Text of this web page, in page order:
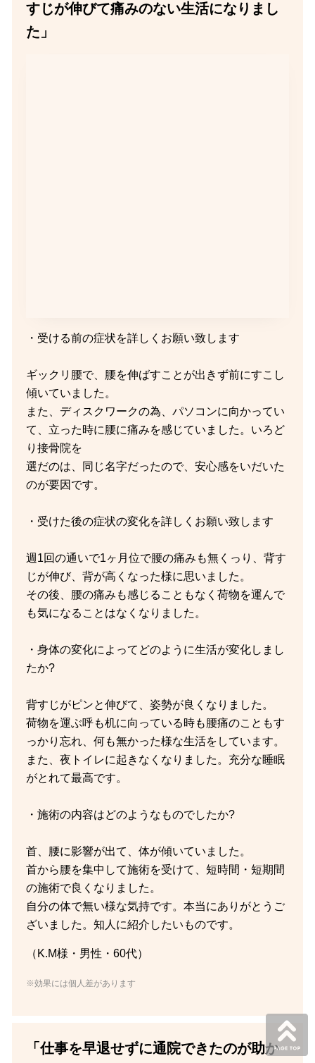
すじが伸びて痛みのない生活になりまし
た」
・受ける前の症状を詳しくお願い致します
ギックリ腰で、腰を伸ばすことが出きず前にすこし
傾いていました。
また、ディスクワークの為、パソコンに向かってい
て、立った時に腰に痛みを感じていました。いろど
り接骨院を
選だのは、同じ名字だったので、安心感をいだいた
のが要因です。
・受けた後の症状の変化を詳しくお願い致します
週1回の通いで1ヶ月位で腰の痛みも無くっり、背す
じが伸び、背が高くなった様に思いました。
その後、腰の痛みも感じることもなく荷物を運んで
も気になることはなくなりました。
・身体の変化によってどのように生活が変化しまし
たか?
背すじがピンと伸びて、姿勢が良くなりました。
荷物を運ぶ呼も机に向っている時も腰痛のこともす
っかり忘れ、何も無かった様な生活をしています。
また、夜トイレに起きなくなりました。充分な睡眠
がとれて最高です。
・施術の内容はどのようなものでしたか?
首、腰に影響が出て、体が傾いていました。
首から腰を集中して施術を受けて、短時間・短期間
の施術で良くなりました。
自分の体で無い様な気持です。本当にありがとうご
ざいました。知人に紹介したいものです。
（K.M様・男性・60代）
※効果には個人差があります
「仕事を早退せずに通院できたのが助か